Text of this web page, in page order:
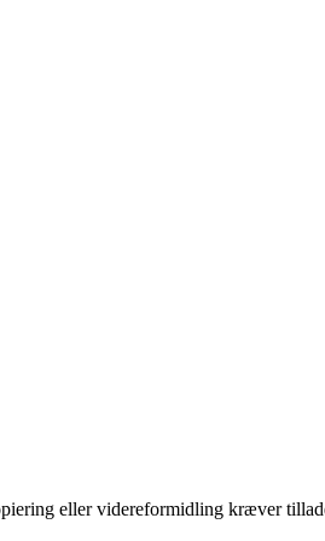
eller videreformidling kræver